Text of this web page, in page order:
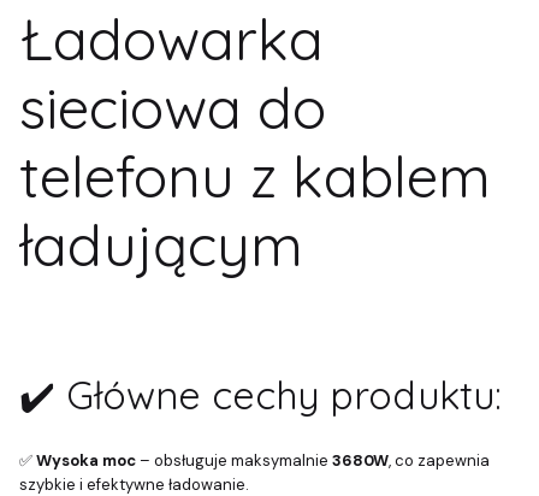
Ładowarka
sieciowa do
telefonu z kablem
ładującym
✔️ Główne cechy produktu:
✅Wysoka moc – obsługuje maksymalnie 3680W, co zapewnia
szybkie i efektywne ładowanie.